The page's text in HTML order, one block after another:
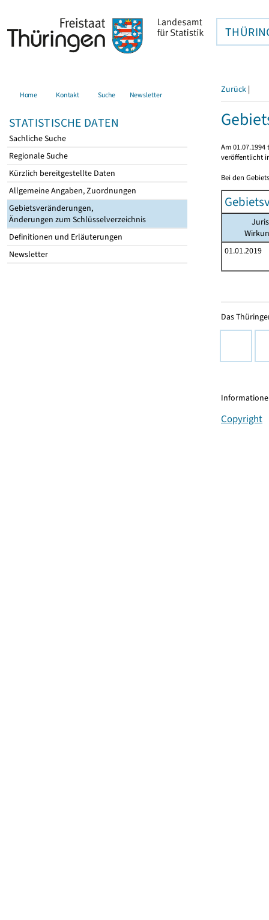
Home Kontakt Suche Newsletter
STATISTISCHE DATEN
Sachliche Suche
Regionale Suche
Kürzlich bereitgestellte Daten
Allgemeine Angaben, Zuordnungen
Gebietsveränderungen,
Änderungen zum Schlüsselverzeichnis
Definitionen und Erläuterungen
Newsletter
Zurück |
Am
veröffentlicht
Bei den
01.01.2019
Das
Copyright